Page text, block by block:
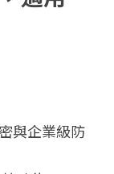
與企業級防